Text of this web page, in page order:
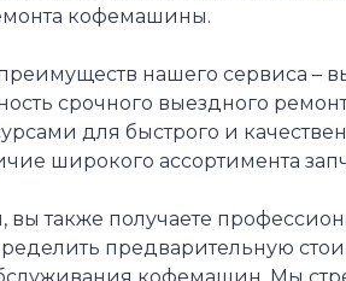
кофемашины.
нашего сервиса –
срочного выездного
для быстрого и
широкого ассортимента
также получаете
предварительную
кофемашин. Мы